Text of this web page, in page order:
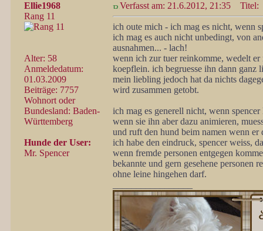
Ellie1968
Rang 11
Alter: 58
Anmeldedatum:
01.03.2009
Beiträge: 7757
Wohnort oder
Bundesland: Baden-
Württemberg
Hunde der User:
Mr. Spencer
Verfasst am: 21.6.2012, 21:35 Titel:
ich oute mich - ich mag es nicht, wenn
ich mag es auch nicht unbedingt, von
ausnahmen... - lach!
wenn ich zur tuer reinkomme, wedelt
koepflein. ich begruesse ihn dann ganz
mein liebling jedoch hat da nichts
wird zusammen getobt.
ich mag es generell nicht, wenn spencer
wenn sie ihn aber dazu animieren,
und ruft den hund beim namen wenn er
ich habe den eindruck, spencer weiss,
wenn fremde personen entgegen
bekannte und gern gesehene personen
ohne leine hingehen darf.